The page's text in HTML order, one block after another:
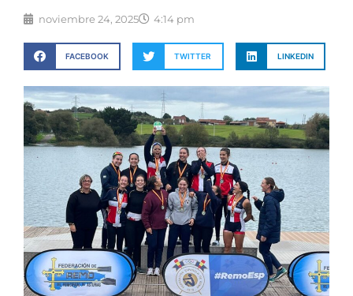
noviembre 24, 2025 4:14 pm
FACEBOOK TWITTER LINKEDIN